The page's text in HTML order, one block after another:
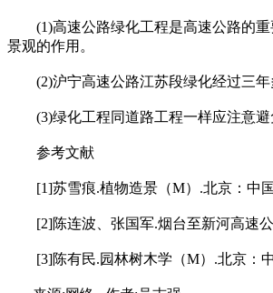
(1)高速公路绿化工程是高速公路的重
景观的作用。
(2)沪宁高速公路江苏段绿化经过三年
(3)绿化工程同道路工程一样应注意避
参考文献
[1]苏雪痕.植物造景（M）.北京：中国
[2]陈连波、张国军.烟台至新河高速公
[3]陈有民.园林树木学（M）.北京：中